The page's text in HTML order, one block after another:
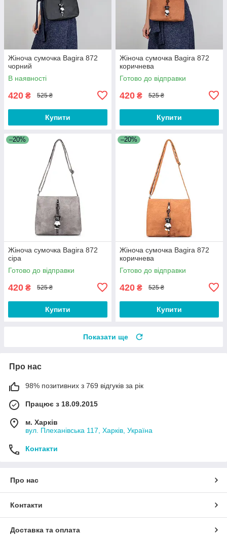
Жіноча сумочка Bagira 872
чорний
В наявності
420 ₴ 525 ₴
Купити
Жіноча сумочка Bagira 872
коричнева
Готово до відправки
420 ₴ 525 ₴
Купити
–20%
Жіноча сумочка Bagira 872
сіра
Готово до відправки
420 ₴ 525 ₴
Купити
–20%
Жіноча сумочка Bagira 872
коричнева
Готово до відправки
420 ₴ 525 ₴
Купити
Показати ще
Про нас
98% позитивних з 769 відгуків за рік
Працює з 18.09.2015
м. Харків
вул. Плеханівська 117, Харків, Україна
Контакти
Про нас
Контакти
Доставка та оплата